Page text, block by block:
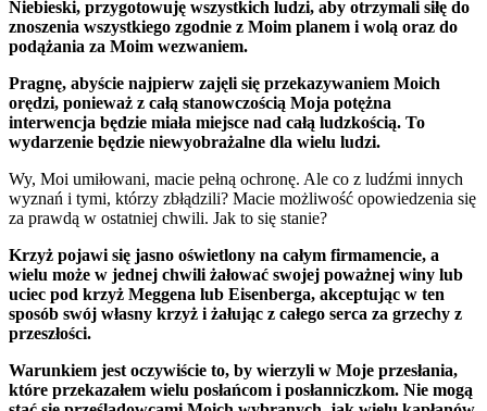
Niebieski, przygotowuję wszystkich ludzi, aby otrzymali siłę do
znoszenia wszystkiego zgodnie z Moim planem i wolą oraz do
podążania za Moim wezwaniem.
Pragnę, abyście najpierw zajęli się przekazywaniem Moich
orędzi, ponieważ z całą stanowczością Moja potężna
interwencja będzie miała miejsce nad całą ludzkością. To
wydarzenie będzie niewyobrażalne dla wielu ludzi.
Wy, Moi umiłowani, macie pełną ochronę. Ale co z ludźmi innych
wyznań i tymi, którzy zbłądzili? Macie możliwość opowiedzenia się
za prawdą w ostatniej chwili. Jak to się stanie?
Krzyż pojawi się jasno oświetlony na całym firmamencie, a
wielu może w jednej chwili żałować swojej poważnej winy lub
uciec pod krzyż Meggena lub Eisenberga, akceptując w ten
sposób swój własny krzyż i żałując z całego serca za grzechy z
przeszłości.
Warunkiem jest oczywiście to, by wierzyli w Moje przesłania,
które przekazałem wielu posłańcom i posłanniczkom. Nie mogą